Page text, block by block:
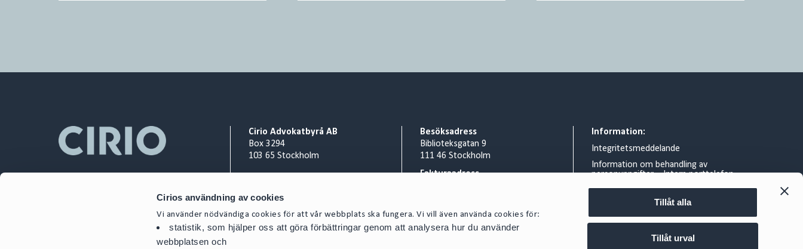
Cirios användning av cookies
Vi använder nödvändiga cookies för att vår webbplats ska fungera. Vi vill även använda cookies för:
statistik, som hjälper oss att göra förbättringar genom att analysera hur du använder
webbplatsen och
Tillåt alla
Tillåt urval
Cirio Advokatbyrå AB
Box 3294
103 65 Stockholm
+ 46 8 527 916 00
contact@cirio.se
Besöksadress
Biblioteksgatan 9
111 46 Stockholm
Fakturaadress
SE 831 90 Östersund
Mejla inscannad faktura till:
Information:
Integritetsmeddelande
Information om behandling av
personuppgifter – Intern porttelefon
Allmänna villkor
Rättsligt meddelande
Information om gränsöverskridande
skattearrangemang